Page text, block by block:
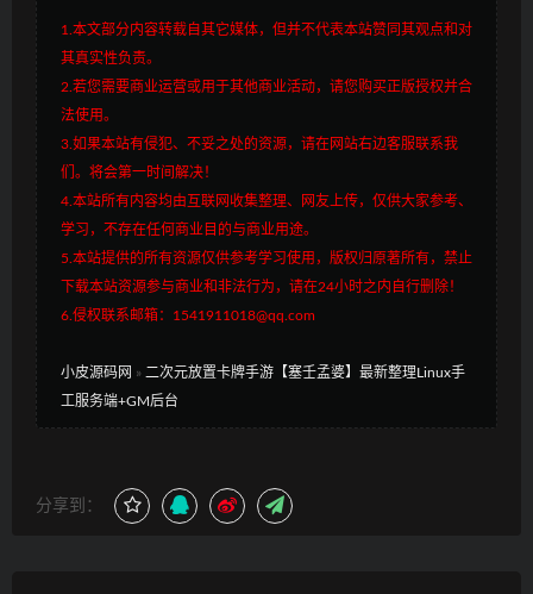
1.本文部分内容转载自其它媒体，但并不代表本站赞同其观点和对
其真实性负责。
2.若您需要商业运营或用于其他商业活动，请您购买正版授权并合
法使用。
3.如果本站有侵犯、不妥之处的资源，请在网站右边客服联系我
们。将会第一时间解决！
4.本站所有内容均由互联网收集整理、网友上传，仅供大家参考、
学习，不存在任何商业目的与商业用途。
5.本站提供的所有资源仅供参考学习使用，版权归原著所有，禁止
下载本站资源参与商业和非法行为，请在24小时之内自行删除！
6.侵权联系邮箱：1541911018@qq.com
小皮源码网 »
二次元放置卡牌手游【塞壬孟婆】最新整理Linux手
工服务端+GM后台
分享到：